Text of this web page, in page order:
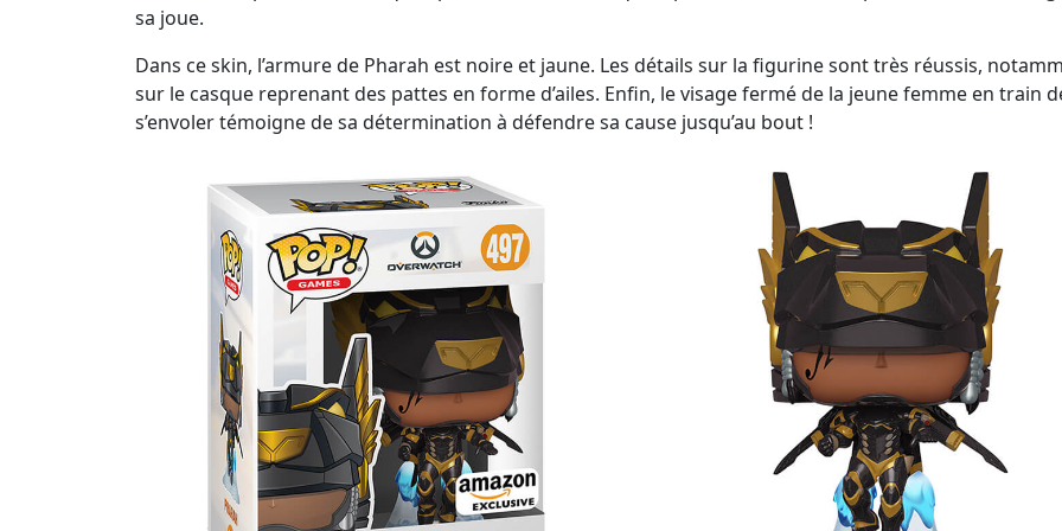
sa joue.
Dans ce skin, l’armure de Pharah est noire et jaune. Les détails sur la figurine sont très réussis,
sur le casque reprenant des pattes en forme d’ailes. Enfin, le visage fermé de la jeune femme en train
s’envoler témoigne de sa détermination à défendre sa cause jusqu’au bout !